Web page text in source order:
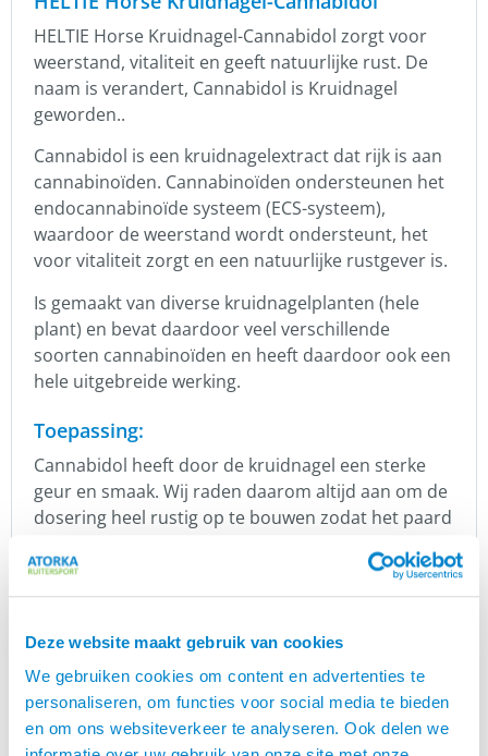
Deze website maakt gebruik van cookies
We gebruiken cookies om content en advertenties te
personaliseren, om functies voor social media te bieden
en om ons websiteverkeer te analyseren. Ook delen we
HELTIE Horse Kruidnagel-Cannabidol zorgt voor
weerstand, vitaliteit en geeft natuurlijke rust. De
naam is verandert, Cannabidol is Kruidnagel
geworden..
Cannabidol is een kruidnagelextract dat rijk is aan
cannabinoïden. Cannabinoïden ondersteunen het
endocannabinoïde systeem (ECS-systeem),
waardoor de weerstand wordt ondersteunt, het
voor vitaliteit zorgt en een natuurlijke rustgever is.
Is gemaakt van diverse kruidnagelplanten (hele
plant) en bevat daardoor veel verschillende
soorten cannabinoïden en heeft daardoor ook een
hele uitgebreide werking.
Toepassing:
Cannabidol heeft door de kruidnagel een sterke
geur en smaak. Wij raden daarom altijd aan om de
dosering heel rustig op te bouwen zodat het paard
het voer worden gegeven of anders met een
spuitje direct in de mond worden ingebracht.
LET OP: Het gebruik van HELTIE horse Kruidnagel-
daarom minimaal 72 uur voor een wedstrijd.
Dosering: